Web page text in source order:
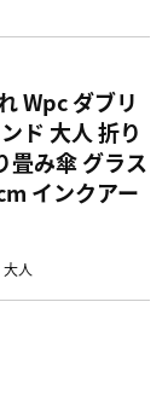
Wpc ダブリ
ド 大人 折り
畳み傘 グラス
インクアー
人